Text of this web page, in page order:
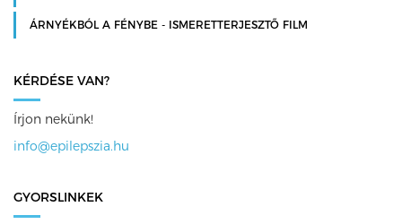
ÁRNYÉKBÓL A FÉNYBE - ISMERETTERJESZTŐ FILM
KÉRDÉSE VAN?
Írjon nekünk!
info@epilepszia.hu
GYORSLINKEK